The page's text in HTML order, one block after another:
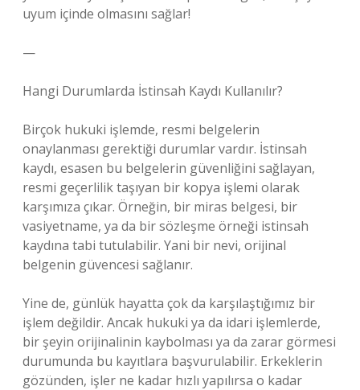
uyum içinde olmasını sağlar!
—
Hangi Durumlarda İstinsah Kaydı Kullanılır?
Birçok hukuki işlemde, resmi belgelerin
onaylanması gerektiği durumlar vardır. İstinsah
kaydı, esasen bu belgelerin güvenliğini sağlayan,
resmi geçerlilik taşıyan bir kopya işlemi olarak
karşımıza çıkar. Örneğin, bir miras belgesi, bir
vasiyetname, ya da bir sözleşme örneği istinsah
kaydına tabi tutulabilir. Yani bir nevi, orijinal
belgenin güvencesi sağlanır.
Yine de, günlük hayatta çok da karşılaştığımız bir
işlem değildir. Ancak hukuki ya da idari işlemlerde,
bir şeyin orijinalinin kaybolması ya da zarar görmesi
durumunda bu kayıtlara başvurulabilir. Erkeklerin
gözünden, işler ne kadar hızlı yapılırsa o kadar